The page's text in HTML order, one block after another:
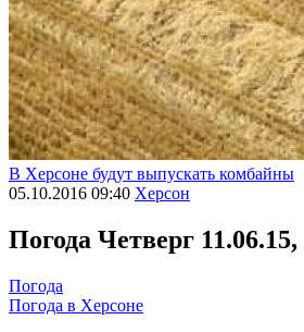
В Херсоне будут выпускать комбайны
05.10.2016 09:40 Херсон
Погода Четверг
Погода
Погода в Херсоне